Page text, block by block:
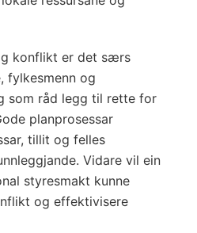
konflikt er det særs
fylkesmenn og
som råd legg til rette for
planprosessar
tillit og felles
Vidare vil ein
styresmakt kunne
og effektivisere